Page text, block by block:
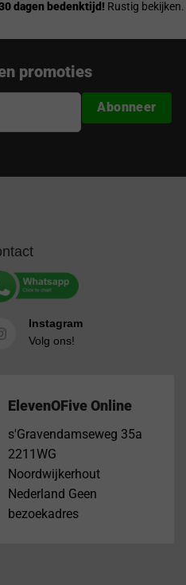
dagen bedenktijd! Rustig bekijken.
promoties
Abonneer
Instagram
Volg ons!
ElevenOFive Online
s'Gravendamseweg 35a
2211WG
Noordwijkerhout
Nederland Geen
bezoekadres